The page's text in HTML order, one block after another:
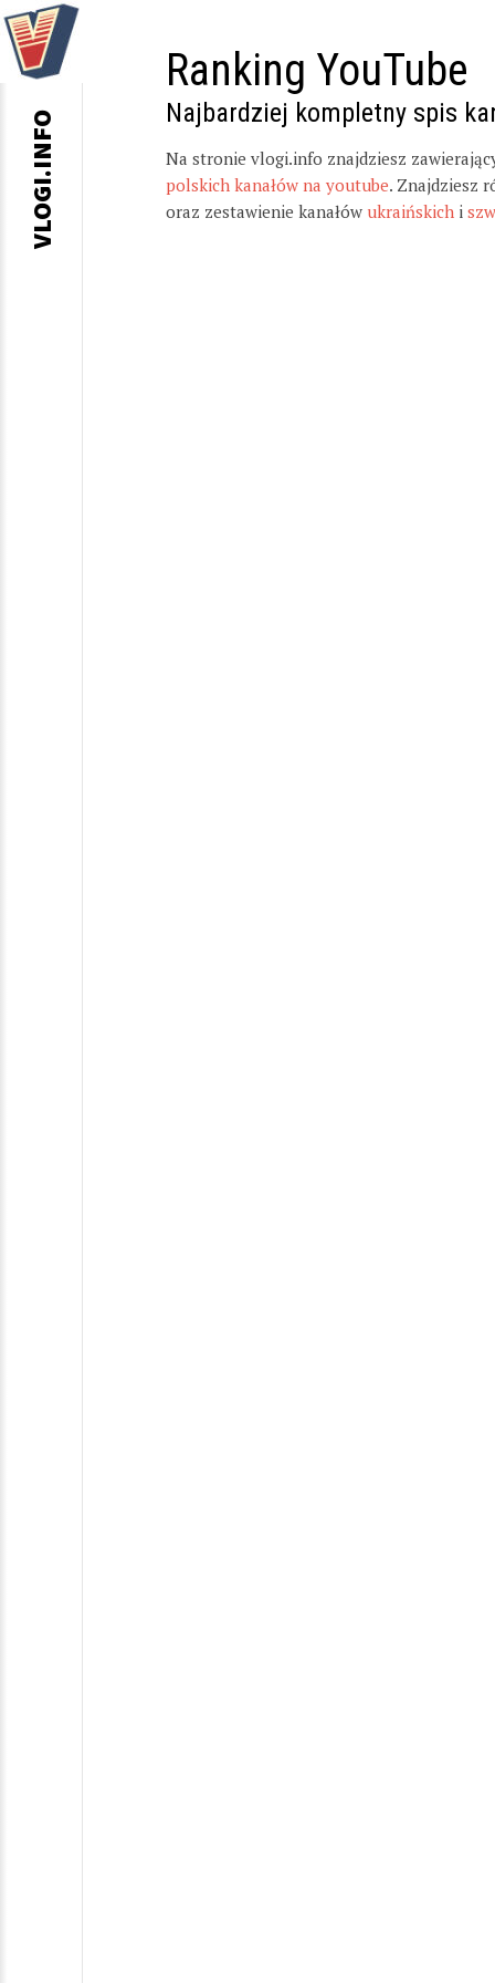
Ranking YouTube
Najbardziej kompletny spis
Na stronie vlogi.info znajdziesz
polskich kanałów na youtube. Znajdziesz
oraz zestawienie kanałów ukraińskich i
VLOGI.INFO